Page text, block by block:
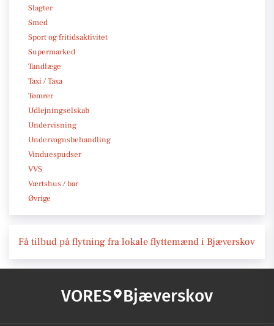
Slagter
Smed
Sport og fritidsaktivitet
Supermarked
Tandlæge
Taxi / Taxa
Tømrer
Udlejningselskab
Undervisning
Undervognsbehandling
Vinduespudser
VVS
Værtshus / bar
Øvrige
Få tilbud på flytning fra lokale flyttemænd i Bjæverskov
VORES Bjæverskov